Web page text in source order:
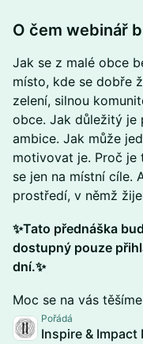
​O čem webinář
Jak se z malé obce
místo, kde se dobře
zelení, silnou
obce. Jak důležitý je
ambice. Jak může
motivovat je. Proč je
se jen na místní cíle.
prostředí, v němž
✨Tato přednáška
dostupný pouze
dní.✨
​Moc se na vás
Pořádá
Inspire &